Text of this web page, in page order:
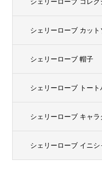
シェリーローブ カット
シェリーローブ 帽子
シェリーローブ トート
シェリーローブ キャ
シェリーローブ イニ